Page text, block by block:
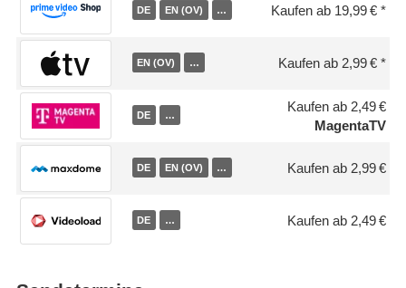
DE EN (OV) … Kaufen ab 19,99 €
EN (OV) … Kaufen ab 2,99 €
DE …
Kaufen ab 2,49 €
MagentaTV
DE EN (OV) … Kaufen ab 2,99 €
DE … Kaufen ab 2,49 €